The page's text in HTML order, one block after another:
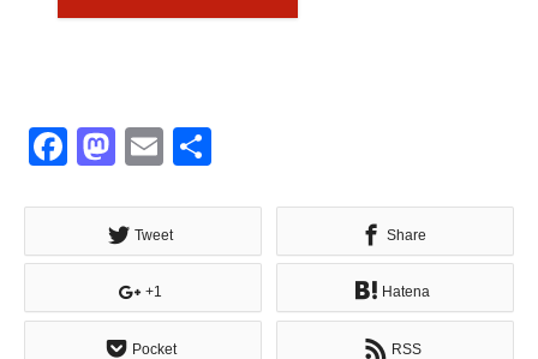
Facebook
Mastodon
Email
Tweet Share
+1 Hatena
Pocket RSS